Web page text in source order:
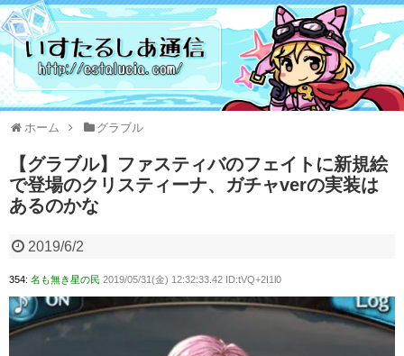
ホーム グラブル
【グラブル】ファスティバのフェイトに新規絵
で登場のクリスティーナ、ガチャverの実装は
あるのかな
2019/6/2
354: 名も無き星の民 2019/05/31(金) 12:32:33.42 ID:tVQ+2I1l0